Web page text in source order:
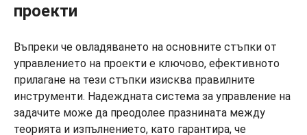
проекти
Въпреки че овладяването на основните стъпки от
управлението на проекти е ключово, ефективното
прилагане на тези стъпки изисква правилните
инструменти. Надеждната система за управление на
задачите може да преодолее празнината между
теорията и изпълнението, като гарантира, че